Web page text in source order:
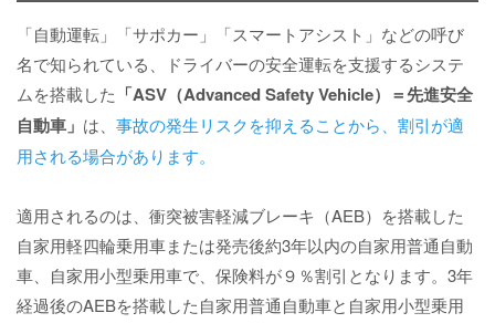
「自動運転」「サポカー」「スマートアシスト」などの呼び
名で知られている、ドライバーの安全運転を支援するシステ
ムを搭載した 「ASV（Advanced Safety Vehicle）＝先進安全
自動車」 は、 事故の発生リスクを抑えることから、割引が適
用される場合があります。
適用されるのは、衝突被害軽減ブレーキ（AEB）を搭載した
自家用軽四輪乗用車または発売後約3年以内の自家用普通自動
車、自家用小型乗用車で、保険料が９％割引となります。3年
経過後のAEBを搭載した自家用普通自動車と自家用小型乗用